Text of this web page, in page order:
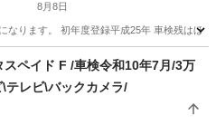
8月8日
なります。 初年度登録平成25年 車検残はほ
スペイド F /車検令和10年7月/3万
テレビ\バックカメラ/